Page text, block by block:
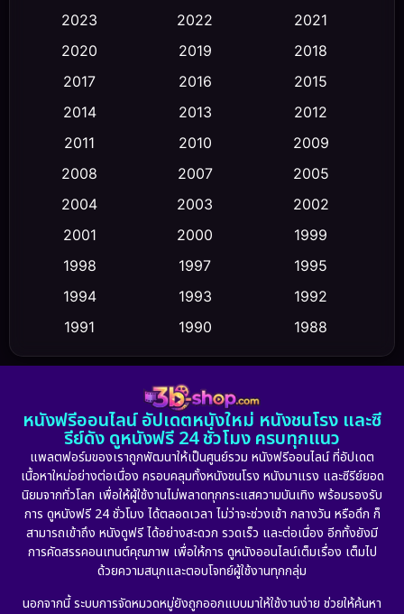
Classic หนังคลาสสิก (23)
Comedy ตลก (475)
Conspiracy
Crime อาชญากรรม (355)
Culture (23)
Dance เต้น
Detective สืบสวน (5)
Detective สืบสวน (56)
Disaster (10)
Disney+ (24)
2023
2022
2021
2020
2019
2018
2017
2016
2015
2014
2013
2012
2011
2010
2009
2008
2007
2005
2004
2003
2002
2001
2000
1999
1998
1997
1995
1994
1993
1992
1991
1990
1988
1986
1985
1983
1981
1974
1971 1962
หนังฟรีออนไลน์ อัปเดตหนังใหม่ หนังชนโรง และซี
รีย์ดัง ดูหนังฟรี 24 ชั่วโมง ครบทุกแนว
แพลตฟอร์มของเราถูกพัฒนาให้เป็นศูนย์รวม หนังฟรีออนไลน์ ที่อัปเดต
เนื้อหาใหม่อย่างต่อเนื่อง ครอบคลุมทั้งหนังชนโรง หนังมาแรง และซีรีย์ยอด
นิยมจากทั่วโลก เพื่อให้ผู้ใช้งานไม่พลาดทุกกระแสความบันเทิง พร้อมรองรับ
การ ดูหนังฟรี 24 ชั่วโมง ได้ตลอดเวลา ไม่ว่าจะช่วงเช้า กลางวัน หรือดึก ก็
สามารถเข้าถึง หนังดูฟรี ได้อย่างสะดวก รวดเร็ว และต่อเนื่อง อีกทั้งยังมี
การคัดสรรคอนเทนต์คุณภาพ เพื่อให้การ ดูหนังออนไลน์เต็มเรื่อง เต็มไป
ด้วยความสนุกและตอบโจทย์ผู้ใช้งานทุกกลุ่ม
นอกจากนี้ ระบบการจัดหมวดหมู่ยังถูกออกแบบมาให้ใช้งานง่าย ช่วยให้ค้นหา